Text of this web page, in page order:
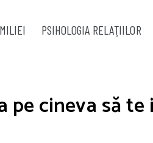
PSIHOLOGIA RELAŢIILOR
pe cineva să